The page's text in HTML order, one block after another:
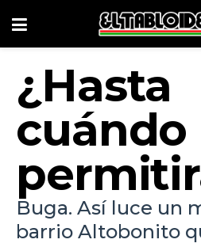
¿Hasta
cuándo
Buga. Así luce un
barrio Altobonito